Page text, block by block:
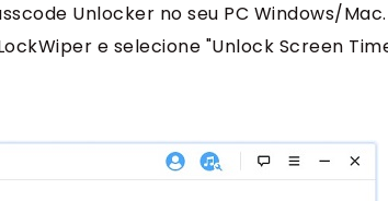
Unlocker no seu PC Windows/
e selecione "Unlock Screen